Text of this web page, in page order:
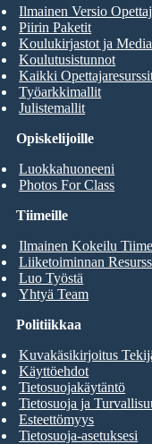
Opiskelijoille
Luokkahuoneeni
Photos For Class
Ilmainen Versio
Piirin Paketit
Koulukirjastot ja
Koulutusistunnot
Kaikki
Työarkkimallit
Julistemallit
Tiimeille
Ilmainen Kokeilu
Liiketoiminnan
Luo Työstä
Yhtyä Team
Politiikkaa
Kuvakäsikirjoitus
Käyttöehdot
Tietosuojakäytäntö
Tietosuoja ja
Esteettömyys
Tietosuoja-asetuksesi